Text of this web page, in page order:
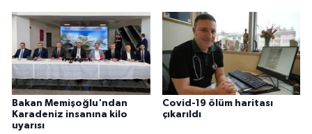
Bakan Memişoğlu'ndan
Karadeniz insanına kilo
uyarısı
Covid-19 ölüm haritası
çıkarıldı